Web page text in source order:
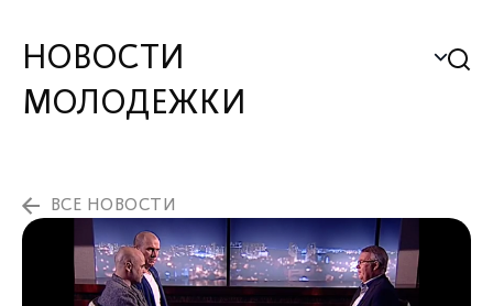
НОВОСТИ
МОЛОДЕЖКИ
ВСЕ НОВОСТИ